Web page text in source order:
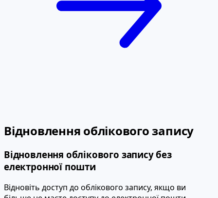
Відновлення облікового запису
Відновлення облікового запису без
електронної пошти
Відновіть доступ до облікового запису, якщо ви